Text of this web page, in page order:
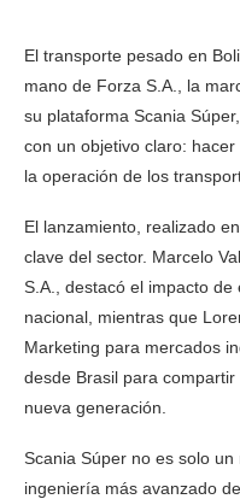
El transporte pesado en
mano de Forza S.A., la
su plataforma Scania
con un objetivo claro:
la operación de los
El lanzamiento, realizado
clave del sector. Marcelo
S.A., destacó el impacto
nacional, mientras que
Marketing para mercados
desde Brasil para
nueva generación.
Scania Súper no es solo
ingeniería más avanzado